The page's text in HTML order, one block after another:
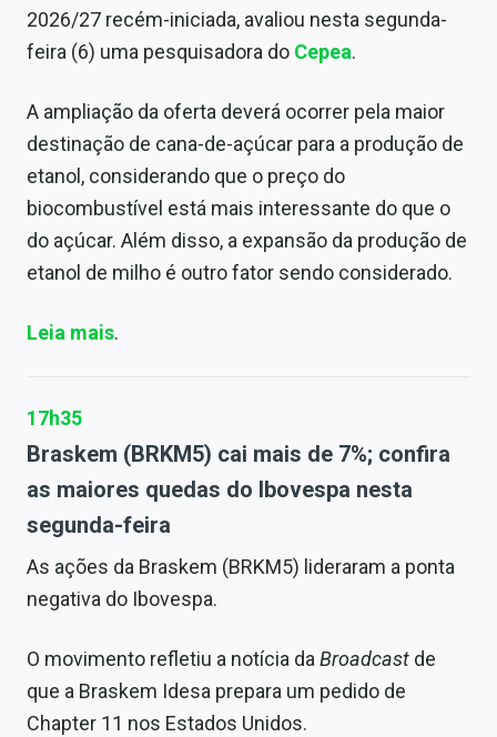
2026/27 recém-iniciada, avaliou nesta segunda-
feira (6) uma pesquisadora do Cepea.
A ampliação da oferta deverá ocorrer pela maior
destinação de cana-de-açúcar para a produção de
etanol, considerando que o preço do
biocombustível está mais interessante do que o
do açúcar. Além disso, a expansão da produção de
etanol de milho é outro fator sendo considerado.
Leia mais.
17h35
Braskem (BRKM5) cai mais de 7%; confira
as maiores quedas do Ibovespa nesta
segunda-feira
As ações da Braskem (BRKM5) lideraram a ponta
negativa do Ibovespa.
O movimento refletiu a notícia daBroadcast de
que a Braskem Idesa prepara um pedido de
Chapter 11 nos Estados Unidos.